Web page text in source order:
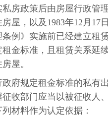
房政策后由房屋行政管
屋，以及1983年12月17
例》实施前已经建立租
金标准，且租赁关系延
屋。
府规定租金标准的私有
征收部门应当以被征收人
材料作为认定依据：